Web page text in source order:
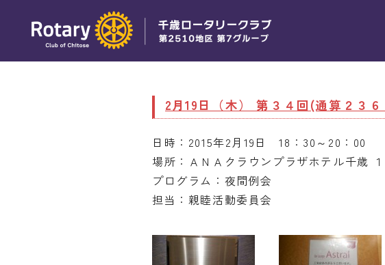
2月19日（木） 第３４回(通算２３
日時：2015年2月19日 18：30～20：00
場所：ＡＮＡクラウンプラザホテル千歳
プログラム：夜間例会
担当：親睦活動委員会